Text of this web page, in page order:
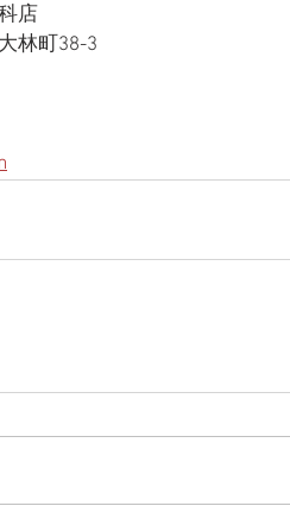
店
林町38-3